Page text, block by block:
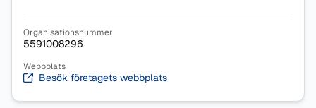
Organisationsnummer
5591008296
Webbplats
Besök företagets webbplats